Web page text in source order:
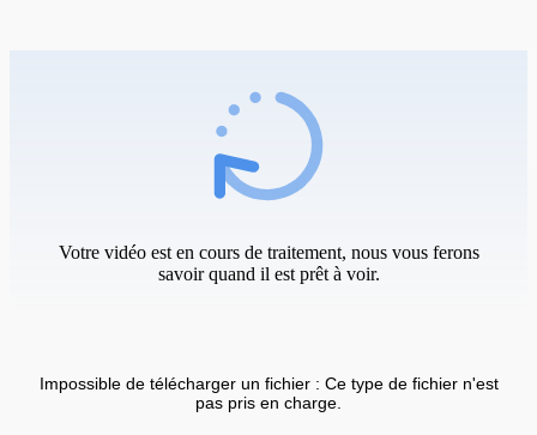
Votre vidéo est en cours de traitement, nous vous ferons
savoir quand il est prêt à voir.
Impossible de télécharger un fichier : Ce type de fichier n'est
pas pris en charge.